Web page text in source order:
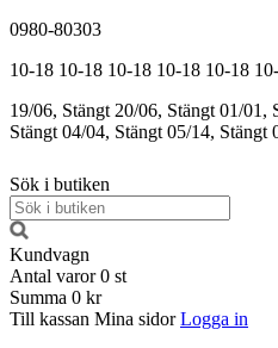
0980-80303
10-18 10-18 10-18 10-18 10-18
19/06, Stängt 20/06, Stängt 01/01,
Stängt 04/04, Stängt 05/14, Stängt
Sök i butiken
Kundvagn
Antal varor 0 st
Summa 0 kr
Till kassan Mina sidor Logga in